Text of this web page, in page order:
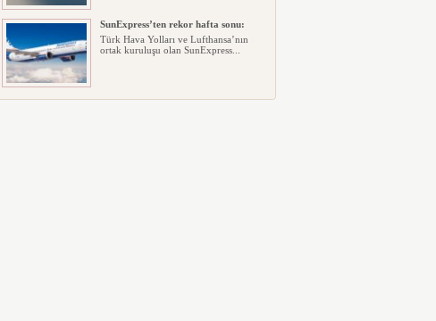
SunExpress’ten rekor hafta sonu:
Türk Hava Yolları ve Lufthansa’nın
ortak kuruluşu olan SunExpress...
THY Osaka’da kapasite artışına